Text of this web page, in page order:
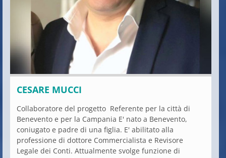
CESARE MUCCI
Collaboratore del progetto Referente per la città di
Benevento e per la Campania E' nato a Benevento,
coniugato e padre di una figlia. E' abilitato alla
professione di dottore Commercialista e Revisore
Legale dei Conti. Attualmente svolge funzione di